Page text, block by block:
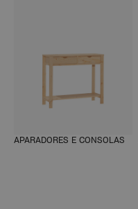
APARADORES E CONSOLAS